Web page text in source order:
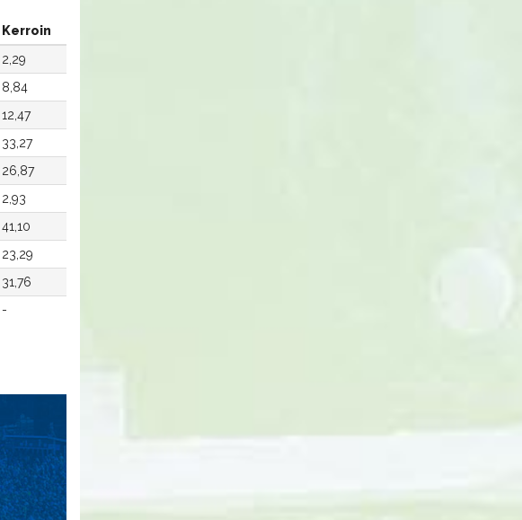
Kerroin
2,29
8,84
12,47
33,27
26,87
2,93
41,10
23,29
31,76
-